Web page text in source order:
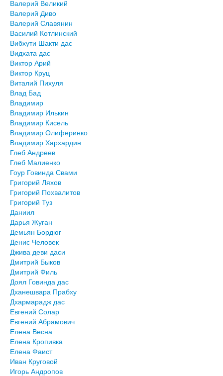
Валерий Великий
Валерий Диво
Валерий Славянин
Василий Котлинский
Вибхути Шакти дас
Видхата дас
Виктор Арий
Виктор Круц
Виталий Пихуля
Влад Бад
Владимир
Владимир Илькин
Владимир Кисель
Владимир Олиферинко
Владимир Хархардин
Глеб Андреев
Глеб Малиенко
Гоур Говинда Свами
Григорий Ляхов
Григорий Похвалитов
Григорий Туз
Даниил
Дарья Жуган
Демьян Бордюг
Денис Человек
Джива деви даси
Дмитрий Быков
Дмитрий Филь
Доял Говинда дас
Дханешвара Прабху
Дхармарадж дас
Евгений Солар
Евгений Абрамович
Елена Весна
Елена Кропивка
Елена Фаист
Иван Круговой
Игорь Андропов